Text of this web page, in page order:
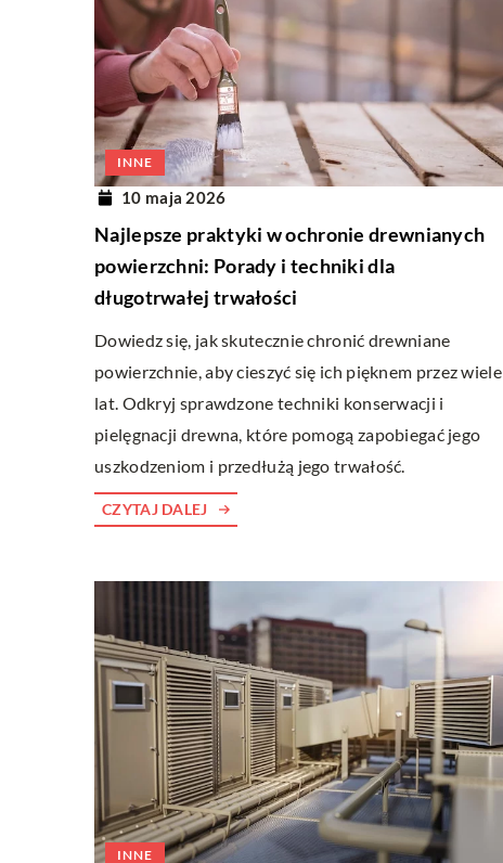
INNE
10 maja 2026
Najlepsze praktyki w ochronie drewnianych
powierzchni: Porady i techniki dla
długotrwałej trwałości
Dowiedz się, jak skutecznie chronić drewniane
powierzchnie, aby cieszyć się ich pięknem przez wiele
lat. Odkryj sprawdzone techniki konserwacji i
pielęgnacji drewna, które pomogą zapobiegać jego
uszkodzeniom i przedłużą jego trwałość.
CZYTAJ DALEJ
INNE